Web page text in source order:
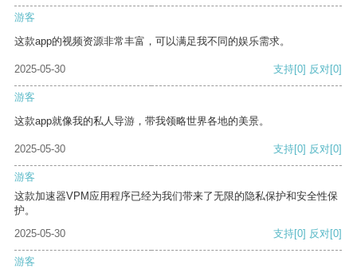
游客
这款app的视频资源非常丰富，可以满足我不同的娱乐需求。
2025-05-30 支持[0] 反对[0]
游客
这款app就像我的私人导游，带我领略世界各地的美景。
2025-05-30 支持[0] 反对[0]
游客
这款加速器VPM应用程序已经为我们带来了无限的隐私保护和安全性保
护。
2025-05-30
支持[0] 反对[0]
游客